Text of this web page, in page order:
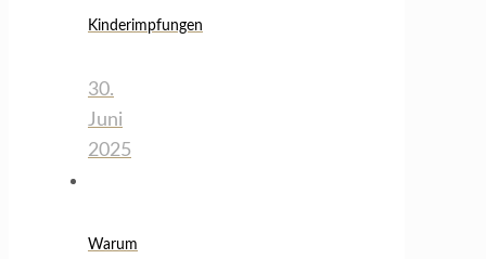
Kinderimpfungen
30.
Juni
2025
Warum